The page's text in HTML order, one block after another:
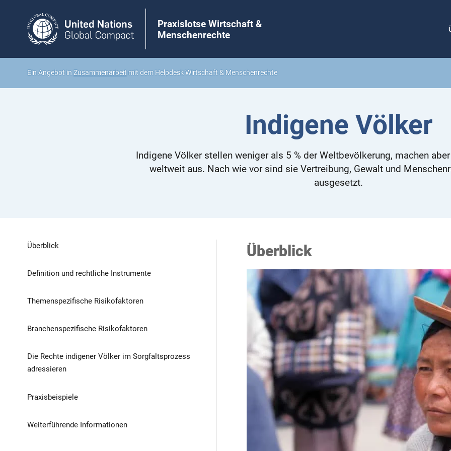
Praxislotse Wirtschaft &
Menschenrechte
Ein Angebot in Zusammenarbeit mit dem Helpdesk Wirtschaft & Menschenrechte
Indigene Völker
Indigene Völker stellen weniger als 5 % der Weltbevölkerung, machen
weltweit aus. Nach wie vor sind sie Vertreibung, Gewalt und
ausgesetzt.
Überblick
Definition und rechtliche Instrumente
Themenspezifische Risikofaktoren
Branchenspezifische Risikofaktoren
Die Rechte indigener Völker im Sorgfaltsprozess
adressieren
Praxisbeispiele
Weiterführende Informationen
Überblick